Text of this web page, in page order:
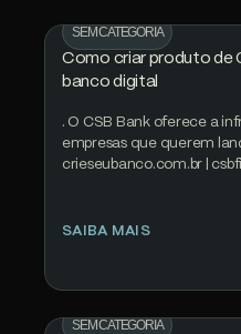
SEM CATEGORIA
Como criar produto de
banco digital
. O CSB Bank oferece a
empresas que querem
crieseubanco.com.br |
SAIBA MAIS
SEM CATEGORIA